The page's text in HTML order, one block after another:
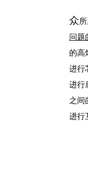
众
问题
的高
进行
进行
之间
进行